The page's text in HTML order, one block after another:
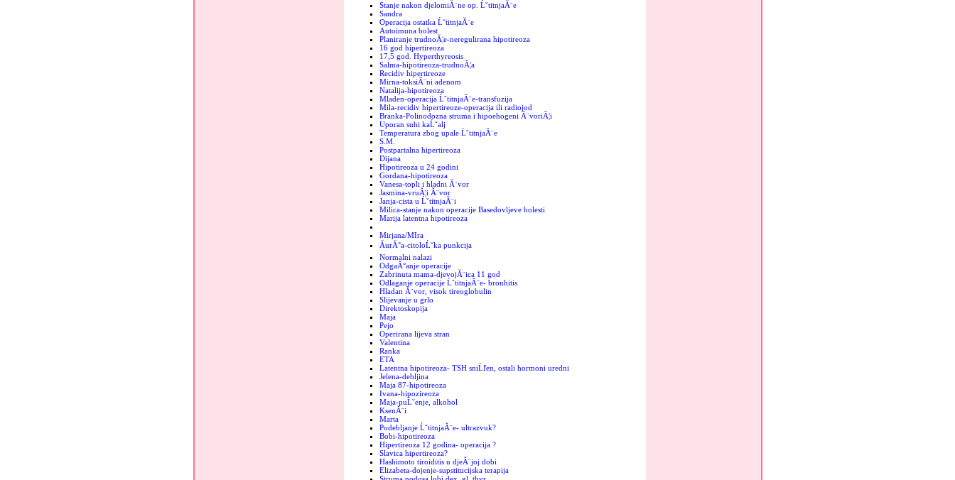
Stanje nakon djelomiĂ¨ne op. ĹˇtitnjaĂ¨e
Sandra
Operacija ostatka ĹˇtitnjaĂ¨e
Autoimuna bolest
Planiranje trudnoĂ¦e-neregulirana hipotireoza
16 god hipertireoza
17,5 god. Hyperthyreosis
Salma-hipotireoza-trudnoĂ¦a
Recidiv hipertireoze
Mirna-toksiĂ¨ni adenom
Natalija-hipotireoza
Mladen-operacija ĹˇtitnjaĂ¨e-transfuzija
Mila-recidiv hipertireoze-operacija ili radiojod
Branka-Polinodozna struma i hipoehogeni Ă¨voriĂ¦i
Uporan suhi kaĹˇalj
Temperatura zbog upale ĹˇtitnjaĂ¨e
S.M.
Postpartalna hipertireoza
Dijana
Hipotireoza u 24 godini
Gordana-hipotireoza
Vanesa-topli i hladni Ă¨vor
Jasmina-vruĂ¦i Ă¨vor
Janja-cista u ĹˇtitnjaĂ¨i
Milica-stanje nakon operacije Basedovljeve bolesti
Marija latentna hipotireoza
Mirjana/MIra
ĂurĂ°a-citoloĹˇka punkcija
Normalni nalazi
OdgaĂ°anje operacije
Zabrinuta mama-djevojĂ¨ica 11 god
Odlaganje operacije ĹˇtitnjaĂ¨e- bronhitis
Hladan Ă¨vor, visok tireoglobulin
Slijevanje u grlo
Direktoskopija
Maja
Pejo
Operirana lijeva stran
Valentina
Ranka
ETA
Latentna hipotireoza- TSH sniĹľen, ostali hormoni uredni
Jelena-debljina
Maja 87-hipotireoza
Ivana-hipozireoza
Maja-puĹˇenje, alkohol
KsenĂ¨i
Marta
Podebljanje ĹˇtitnjaĂ¨e- ultrazvuk?
Bobi-hipotireoza
Hipertireoza 12 godina- operacija ?
Slavica hipertireoza?
Hashimoto tiroiditis u djeĂ¨joj dobi
Elizabeta-dojenje-supstitucijska terapija